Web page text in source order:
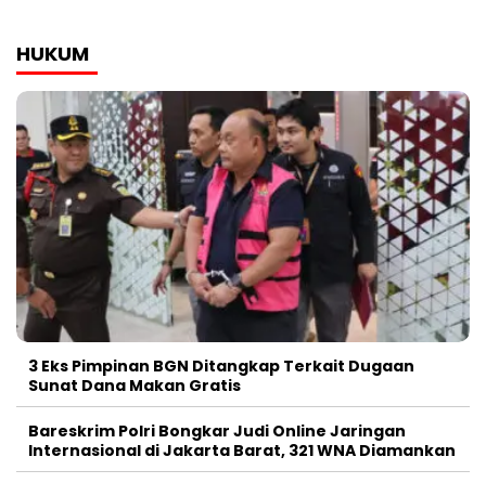
HUKUM
3 Eks Pimpinan BGN Ditangkap Terkait Dugaan
Sunat Dana Makan Gratis
Bareskrim Polri Bongkar Judi Online Jaringan
Internasional di Jakarta Barat, 321 WNA Diamankan